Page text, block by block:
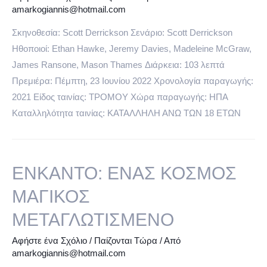
amarkogiannis@hotmail.com
Σκηνοθεσία: Scott Derrickson Σενάριο: Scott Derrickson
Ηθοποιοί: Ethan Hawke, Jeremy Davies, Madeleine McGraw,
James Ransone, Mason Thames Διάρκεια: 103 λεπτά
Πρεμιέρα: Πέμπτη, 23 Ιουνίου 2022 Χρονολογία παραγωγής:
2021 Είδος ταινίας: ΤΡΟΜΟΥ Χώρα παραγωγής: ΗΠΑ
Καταλληλότητα ταινίας: ΚΑΤΑΛΛΗΛΗ ΑΝΩ ΤΩΝ 18 ΕΤΩΝ
ΕΝΚΑΝΤΟ: ΕΝΑΣ ΚΟΣΜΟΣ
ΜΑΓΙΚΟΣ
ΜΕΤΑΓΛΩΤΙΣΜΕΝΟ
Αφήστε ένα Σχόλιο / Παίζονται Τώρα / Από
amarkogiannis@hotmail.com